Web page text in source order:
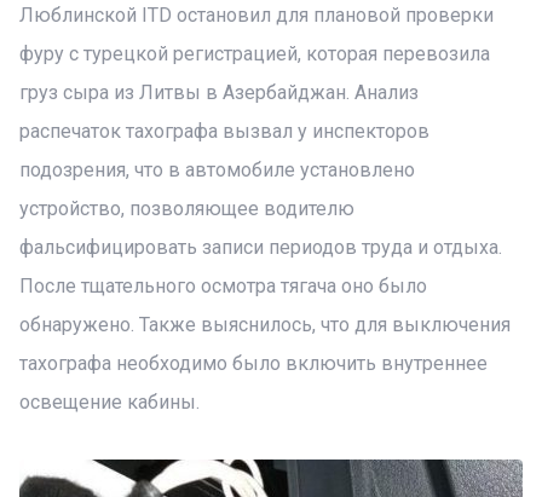
Люблинской ITD остановил для плановой проверки
фуру с турецкой регистрацией, которая перевозила
груз сыра из Литвы в Азербайджан. Анализ
распечаток тахографа вызвал у инспекторов
подозрения, что в автомобиле установлено
устройство, позволяющее водителю
фальсифицировать записи периодов труда и отдыха.
После тщательного осмотра тягача оно было
обнаружено. Также выяснилось, что для выключения
тахографа необходимо было включить внутреннее
освещение кабины.